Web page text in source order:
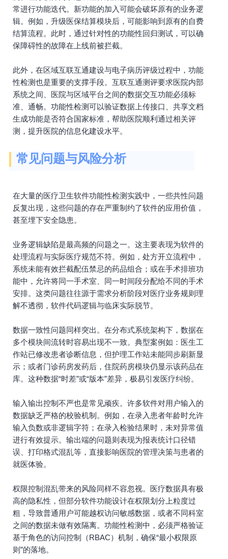
常进行功能迭代。新功能的加入可能会破坏原有的业务逻
辑。例如，升级医保结算模块后，可能影响到原有的自费
结算流程。此时，通过针对性的功能性回归测试，可以确
保障碍性的故障在上线前被拦截。
此外，在区域互联互通建设与电子病历评级过程中，功能
性检测也是重要的支撑手段。互联互通测评要求医院内部
系统之间、医院与区域平台之间的数据交互功能必须标
准、通畅。功能性检测可以验证数据上传接口、共享文档
生成功能是否符合国家标准，帮助医院顺利通过相关评
测，提升医院的信息化建设水平。
常见问题与风险分析
在大量的医疗卫生软件功能性检测实践中，一些共性问题
反复出现，这些问题的存在严重制约了软件的应用价值，
甚至埋下安全隐患。
业务逻辑缺陷是最高频的问题之一。这主要表现为软件的
处理流程与实际医疗规范不符。例如，处方开立流程中，
系统未能有效拦截配伍禁忌的药品组合；或在手术排班功
能中，允许将同一手术室、同一时间段分配给不同的手术
安排。这类问题往往源于需求分析阶段对医疗业务规则理
解不透彻，软件代码逻辑与临床实际脱节。
数据一致性问题同样突出。在分布式系统架构下，数据在
多个模块间流转时容易出现不一致。典型案例如：医生工
作站已修改患者诊断信息，但护理工作站未能同步刷新显
示；或者门诊药房发药后，住院药房模块仍显示该药品在
库。这种数据“时差”或“版本”差异，极易引发医疗纠纷。
输入输出控制不严也是常见顽疾。许多软件对用户输入的
数据缺乏严格的校验机制。例如，在录入患者年龄时允许
输入负数或非逻辑字符；在录入检验结果时，未对异常值
进行有效提示。输出端的问题则表现为报表统计口径错
误、打印格式混乱等，直接影响医院的管理决策与患者的
就医体验。
权限控制混乱带来的风险同样不容忽视。医疗数据具有极
高的隐私性，但部分软件功能设计在权限划分上粒度过
粗，导致普通用户可能越权访问敏感数据，或者不同科室
之间的数据未做有效隔离。功能性检测中，必须严格验证
基于角色的访问控制（RBAC）机制，确保“最小权限原
则”的落地。